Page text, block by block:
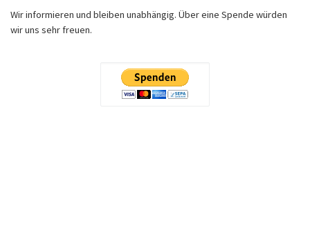
Wir informieren und bleiben unabhängig. Über eine Spende würden
wir uns sehr freuen.